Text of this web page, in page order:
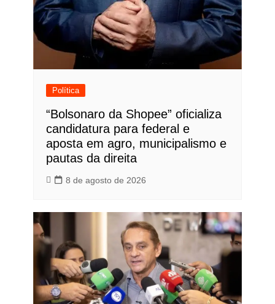
Política
“Bolsonaro da Shopee” oficializa
candidatura para federal e
aposta em agro, municipalismo e
pautas da direita
8 de agosto de 2026